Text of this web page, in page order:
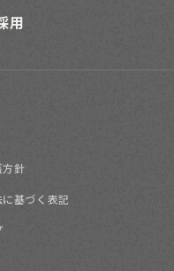
用
針
基づく表記